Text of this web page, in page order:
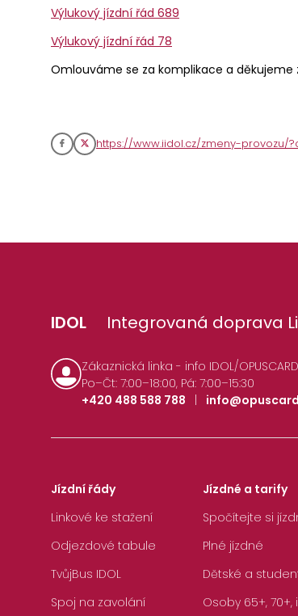
Výlukový jízdní řád 689
Výlukový jízdní řád 78
Omlouváme se za komplikace a děkujeme
https://www.iidol.cz/zmeny-provozu/
IDOL Integrovaná doprava
Zákaznická linka - info IDOL/OPUSCARD
Po–Čt: 7:00–18:00, Pá: 7:00–15:30
+420 488 588 788
Jízdní řády
Linkové ke stažení
Odjezdové tabule
TvůjBus IDOL
Spoj na zavolání
Jízdné a tarify
Spočítejte si
Plné jízdné
Dětské a
Osoby 65+,